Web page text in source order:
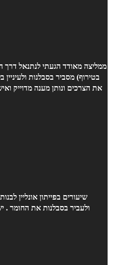
ממליצה מאודד הגעתי לנתנאל דרך
בטירוף) מסביר בסבלנות ולעיניין
שיעורים בפייתון אונליין
ולעביר בסבלנות את החומר .